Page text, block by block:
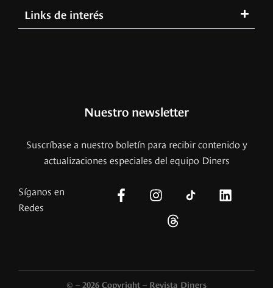
Links de interés
Nuestro newsletter
Suscríbase a nuestro boletín para recibir contenido y
actualizaciones especiales del equipo Diners
Síganos en
Redes
© – 2026 Copyright – Revista Diners